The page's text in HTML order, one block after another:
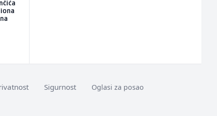
Sigurnost Oglasi za posao